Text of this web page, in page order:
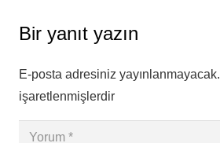
Bir yanıt yazın
E-posta adresiniz yayınlanmayacak.
işaretlenmişlerdir